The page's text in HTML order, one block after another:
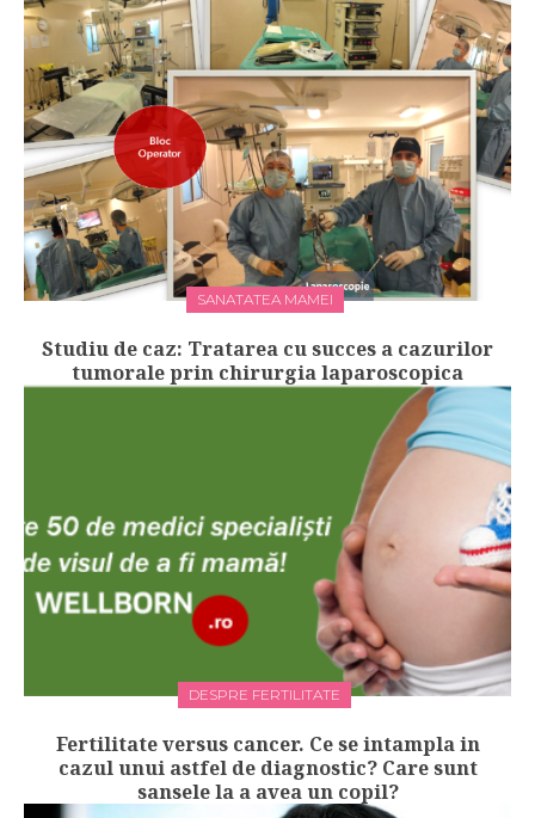
SANATATEA MAMEI
Studiu de caz: Tratarea cu succes a cazurilor
tumorale prin chirurgia laparoscopica
DESPRE FERTILITATE
Fertilitate versus cancer. Ce se intampla in
cazul unui astfel de diagnostic? Care sunt
sansele la a avea un copil?